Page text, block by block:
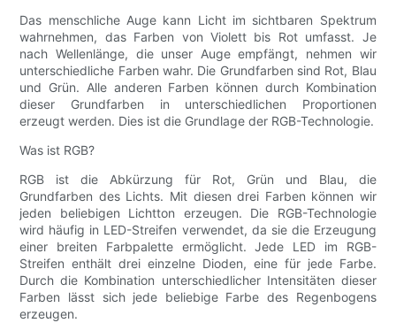
Das menschliche Auge kann Licht im sichtbaren Spektrum
wahrnehmen, das Farben von Violett bis Rot umfasst. Je
nach Wellenlänge, die unser Auge empfängt, nehmen wir
unterschiedliche Farben wahr. Die Grundfarben sind Rot, Blau
und Grün. Alle anderen Farben können durch Kombination
dieser Grundfarben in unterschiedlichen Proportionen
erzeugt werden. Dies ist die Grundlage der RGB-Technologie.
Was ist RGB?
RGB ist die Abkürzung für Rot, Grün und Blau, die
Grundfarben des Lichts. Mit diesen drei Farben können wir
jeden beliebigen Lichtton erzeugen. Die RGB-Technologie
wird häufig in LED-Streifen verwendet, da sie die Erzeugung
einer breiten Farbpalette ermöglicht. Jede LED im RGB-
Streifen enthält drei einzelne Dioden, eine für jede Farbe.
Durch die Kombination unterschiedlicher Intensitäten dieser
Farben lässt sich jede beliebige Farbe des Regenbogens
erzeugen.